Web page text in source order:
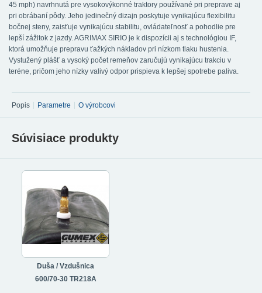
45 mph) navrhnutá pre vysokovýkonné traktory používané pri preprave aj
pri obrábaní pôdy. Jeho jedinečný dizajn poskytuje vynikajúcu flexibilitu
bočnej steny, zaisťuje vynikajúcu stabilitu, ovládateľnosť a pohodlie pre
lepší zážitok z jazdy. AGRIMAX SIRIO je k dispozícii aj s technológiou IF,
ktorá umožňuje prepravu ťažkých nákladov pri nízkom tlaku hustenia.
Vystužený plášť a vysoký počet remeňov zaručujú vynikajúcu trakciu v
teréne, pričom jeho nízky valivý odpor prispieva k lepšej spotrebe paliva.
Popis Parametre O výrobcovi
Súvisiace produkty
Duša / Vzdušnica
600/70-30 TR218A